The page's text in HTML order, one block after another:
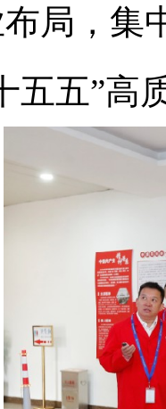
局，集
五五”高